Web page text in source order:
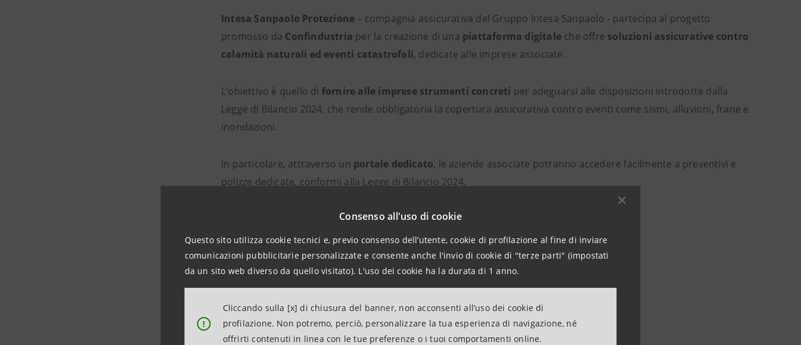
Consenso all'uso di cookie
Questo sito utilizza cookie tecnici e, previo consenso dell’utente, cookie di profilazione al fine di inviare
comunicazioni pubblicitarie personalizzate e consente anche l'invio di cookie di "terze parti" (impostati
da un sito web diverso da quello visitato). L'uso dei cookie ha la durata di 1 anno.
!
Cliccando sulla [x] di chiusura del banner, non acconsenti all’uso dei cookie di
profilazione. Non potremo, perciò, personalizzare la tua esperienza di navigazione, né
offrirti contenuti in linea con le tue preferenze o i tuoi comportamenti online.
Intesa Sanpaolo Protezione – compagnia assicurativa del Gruppo Intesa Sanpaolo - partecipa al progetto
promosso da Confindustria per la creazione di una piattaforma digitale che offre soluzioni assicurative contro
calamità naturali ed eventi catastrofali, dedicate alle imprese associate.
L’obiettivo è quello di fornire alle imprese strumenti concreti per adeguarsi alle disposizioni introdotte dalla
Legge di Bilancio 2024, che rende obbligatoria la copertura assicurativa contro eventi come sismi, alluvioni, frane e
inondazioni.
In particolare, attraverso un portale dedicato, le aziende associate potranno accedere facilmente a preventivi e
polizze dedicate, conformi alla Legge di Bilancio 2024.
“Come Compagnie di Assicurazione, il nostro ruolo è
accompagnare le imprese nella gestione dei rischi e
quella di oggi rappresentano un passo concreto per
proteggere i beni e gli investimenti delle aziende e, al